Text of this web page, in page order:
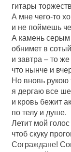
гитары
А мне чего-то
и не поймешь
А камень
обнимет в
и завтра – то
что нынче и
Но вновь рукою
я дергаю все
и кровь бежит
по телу и душе.
Летит мой
чтоб скуку
Сограждане!